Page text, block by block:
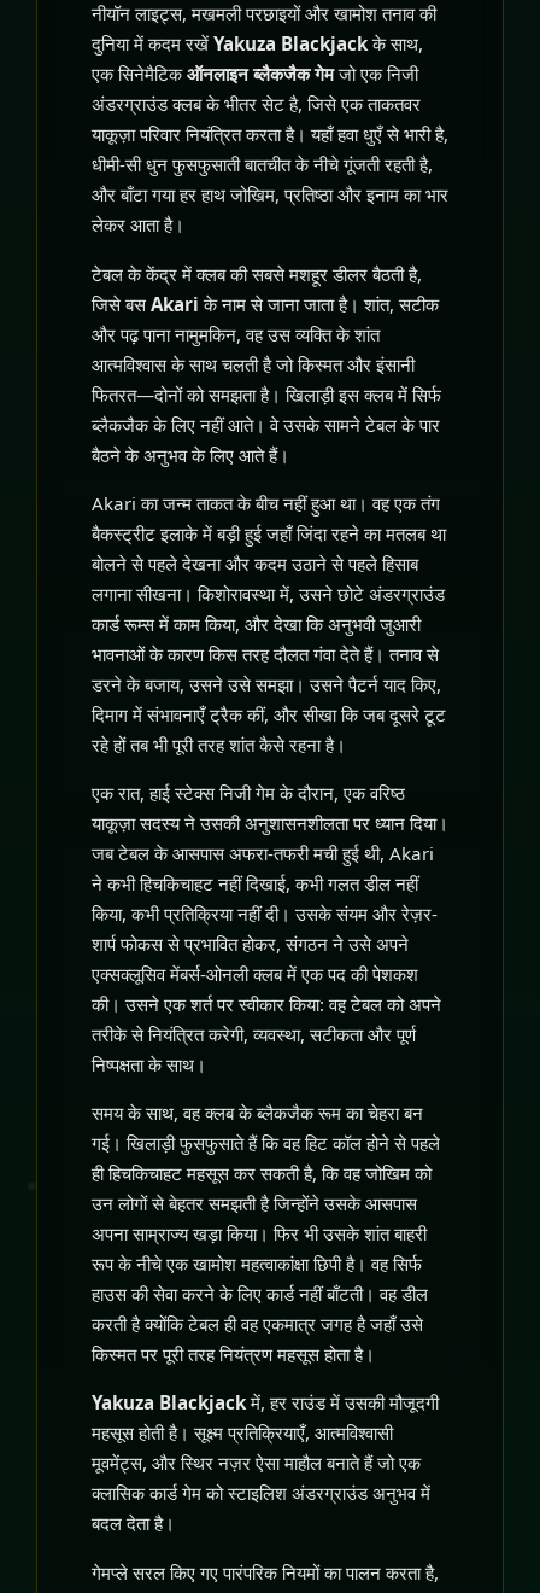
नीयॉन लाइट्स, मखमली परछाइयों और खामोश तनाव की
दुनिया में कदम रखें Yakuza Blackjackके साथ,
एक सिनेमैटिकऑनलाइन ब्लैकजैक गेमजो एक निजी
अंडरग्राउंड क्लब के भीतर सेट है, जिसे एक ताकतवर
याकूज़ा परिवार नियंत्रित करता है। यहाँ हवा धुएँ से भारी है,
धीमी-सी धुन फुसफुसाती बातचीत के नीचे गूंजती रहती है,
और बाँटा गया हर हाथ जोखिम, प्रतिष्ठा और इनाम का भार
लेकर आता है।
टेबल के केंद्र में क्लब की सबसे मशहूर डीलर बैठती है,
जिसे बसAkari के नाम से जाना जाता है। शांत, सटीक
और पढ़ पाना नामुमकिन, वह उस व्यक्ति के शांत
आत्मविश्वास के साथ चलती है जो किस्मत और इंसानी
फितरत—दोनों को समझता है। खिलाड़ी इस क्लब में सिर्फ
ब्लैकजैक के लिए नहीं आते। वे उसके सामने टेबल के पार
बैठने के अनुभव के लिए आते हैं।
Akari का जन्म ताकत के बीच नहीं हुआ था। वह एक तंग
बैकस्ट्रीट इलाके में बड़ी हुई जहाँ जिंदा रहने का मतलब था
बोलने से पहले देखना और कदम उठाने से पहले हिसाब
लगाना सीखना। किशोरावस्था में, उसने छोटे अंडरग्राउंड
कार्ड रूम्स में काम किया, और देखा कि अनुभवी जुआरी
भावनाओं के कारण किस तरह दौलत गंवा देते हैं। तनाव से
डरने के बजाय, उसने उसे समझा। उसने पैटर्न याद किए,
दिमाग में संभावनाएँ ट्रैक कीं, और सीखा कि जब दूसरे टूट
रहे हों तब भी पूरी तरह शांत कैसे रहना है।
एक रात, हाई स्टेक्स निजी गेम के दौरान, एक वरिष्ठ
याकूज़ा सदस्य ने उसकी अनुशासनशीलता पर ध्यान दिया।
जब टेबल के आसपास अफरा-तफरी मची हुई थी, Akari
ने कभी हिचकिचाहट नहीं दिखाई, कभी गलत डील नहीं
किया, कभी प्रतिक्रिया नहीं दी। उसके संयम और रेज़र-
शार्प फोकस से प्रभावित होकर, संगठन ने उसे अपने
एक्सक्लूसिव मेंबर्स-ओनली क्लब में एक पद की पेशकश
की। उसने एक शर्त पर स्वीकार किया: वह टेबल को अपने
तरीके से नियंत्रित करेगी, व्यवस्था, सटीकता और पूर्ण
निष्पक्षता के साथ।
समय के साथ, वह क्लब के ब्लैकजैक रूम का चेहरा बन
गई। खिलाड़ी फुसफुसाते हैं कि वह हिट कॉल होने से पहले
ही हिचकिचाहट महसूस कर सकती है, कि वह जोखिम को
उन लोगों से बेहतर समझती है जिन्होंने उसके आसपास
अपना साम्राज्य खड़ा किया। फिर भी उसके शांत बाहरी
रूप के नीचे एक खामोश महत्वाकांक्षा छिपी है। वह सिर्फ
हाउस की सेवा करने के लिए कार्ड नहीं बाँटती। वह डील
करती है क्योंकि टेबल ही वह एकमात्र जगह है जहाँ उसे
किस्मत पर पूरी तरह नियंत्रण महसूस होता है।
Yakuza Blackjackमें, हर राउंड में उसकी मौजूदगी
महसूस होती है। सूक्ष्म प्रतिक्रियाएँ, आत्मविश्वासी
मूवमेंट्स, और स्थिर नज़र ऐसा माहौल बनाते हैं जो एक
क्लासिक कार्ड गेम को स्टाइलिश अंडरग्राउंड अनुभव में
बदल देता है।
गेमप्ले सरल किए गए पारंपरिक नियमों का पालन करता है,